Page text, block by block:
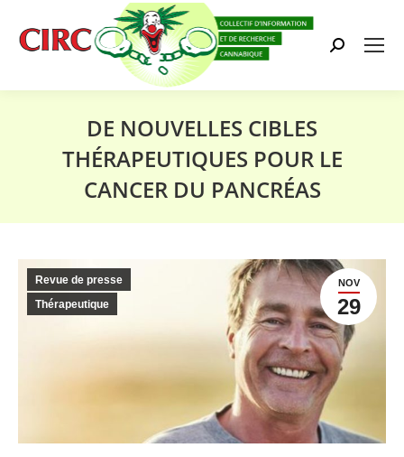
Search:
DE NOUVELLES CIBLES
THÉRAPEUTIQUES POUR LE
CANCER DU PANCRÉAS
NOV
29
Revue de presse
Thérapeutique